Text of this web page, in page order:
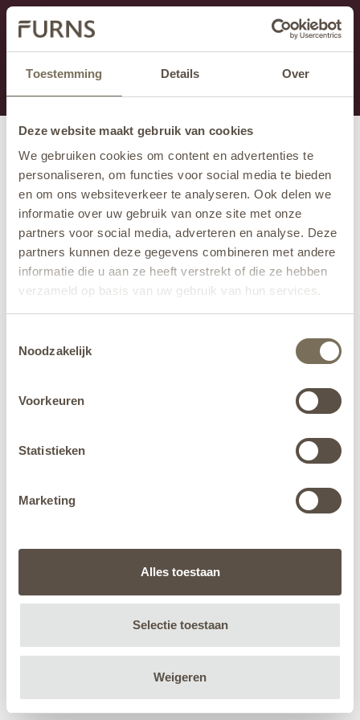
Toestemming Details Over
Deze website maakt gebruik van cookies
We gebruiken cookies om content en advertenties te
personaliseren, om functies voor social media te bieden
en om ons websiteverkeer te analyseren. Ook delen we
informatie over uw gebruik van onze site met onze
partners voor social media, adverteren en analyse. Deze
partners kunnen deze gegevens combineren met andere
informatie die u aan ze heeft verstrekt of die ze hebben
verzameld op basis van uw gebruik van hun services.
jehier.
Noodzakelijk
Voorkeuren
Statistieken
Marketing
Alles toestaan
Selectie toestaan
Weigeren
Cette section est actuellement en maintenance.
Si vous manquez des informations, vous pouvez nous
appeler au +31 413 395 295 ou nous envoyer un e-